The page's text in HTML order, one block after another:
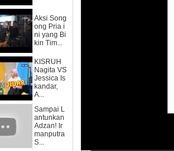
Aksi Song
ong Pria i
ni yang Bi
kin Tim...
KISRUH
Nagita VS
Jessica Is
kandar,
A...
Sampai L
antunkan
Adzan! Ir
manputra
S...